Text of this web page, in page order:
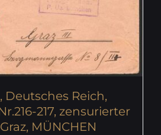
Reich,
217, zensurierter
MÜNCHEN